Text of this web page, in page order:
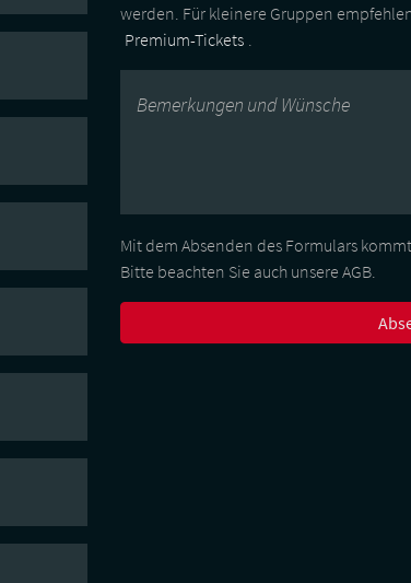
werden. Für kleinere Gruppen
Premium-Tickets .
Bemerkungen und Wünsche
Mit dem Absenden des Formulars
Bitte beachten Sie auch unsere AGB.